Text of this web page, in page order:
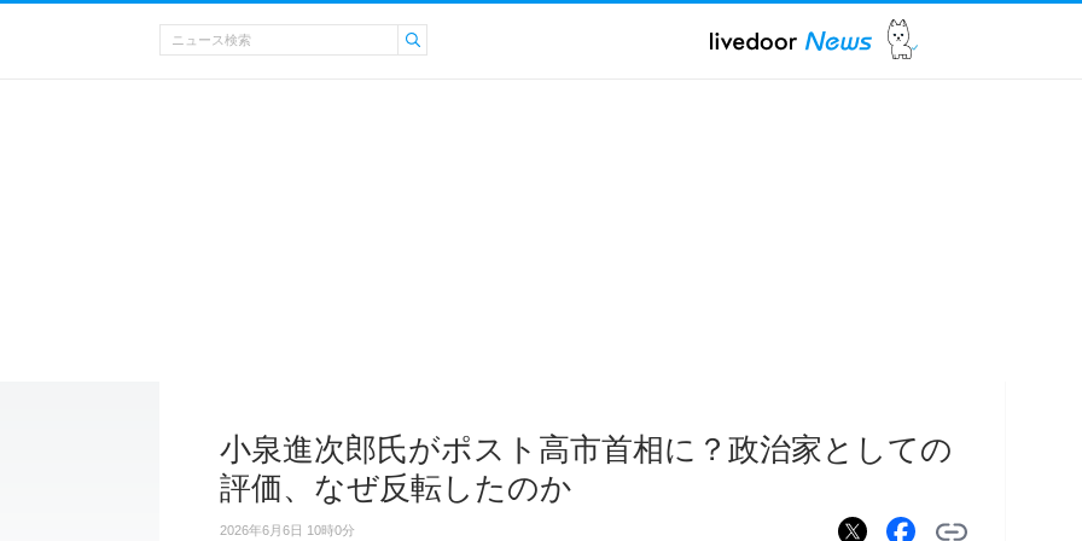
小泉進次郎氏がポスト高市首相に？政治家としての
評価、なぜ反転したのか
2026年6月6日 10時0分